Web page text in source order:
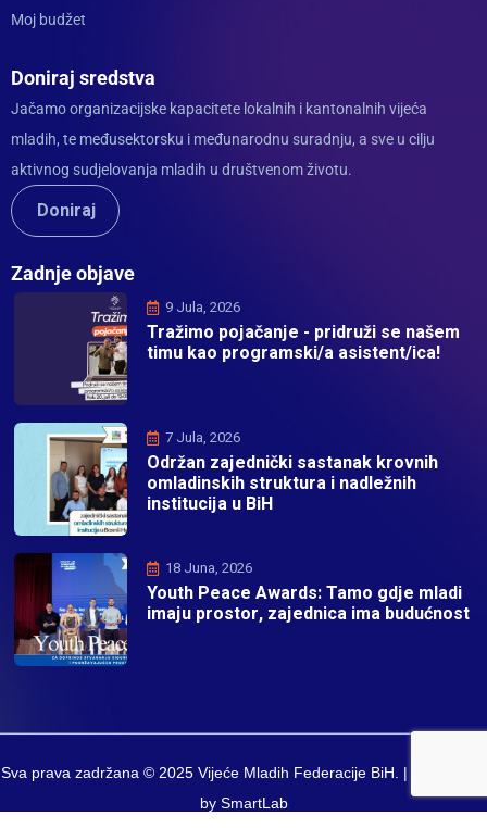
Moj budžet
Doniraj sredstva
Jačamo organizacijske kapacitete lokalnih i kantonalnih vijeća
mladih, te međusektorsku i međunarodnu suradnju, a sve u cilju
aktivnog sudjelovanja mladih u društvenom životu.
Doniraj
Zadnje objave
9 Jula, 2026
Tražimo pojačanje - pridruži se našem
timu kao programski/a asistent/ica!
7 Jula, 2026
Održan zajednički sastanak krovnih
omladinskih struktura i nadležnih
institucija u BiH
18 Juna, 2026
Youth Peace Awards: Tamo gdje mladi
imaju prostor, zajednica ima budućnost
Sva prava zadržana © 2025 Vijeće Mladih Federacije BiH. | Developed
by SmartLab